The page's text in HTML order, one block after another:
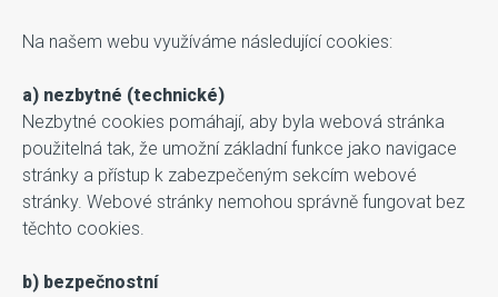
Na našem webu využíváme následující cookies:
a) nezbytné (technické)
Nezbytné cookies pomáhají, aby byla webová stránka
použitelná tak, že umožní základní funkce jako navigace
stránky a přístup k zabezpečeným sekcím webové
stránky. Webové stránky nemohou správně fungovat bez
těchto cookies.
b) bezpečnostní